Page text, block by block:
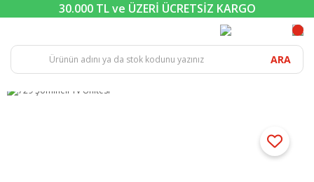
30.000 TL ve ÜZERİ ÜCRETSİZ KARGO
ARA